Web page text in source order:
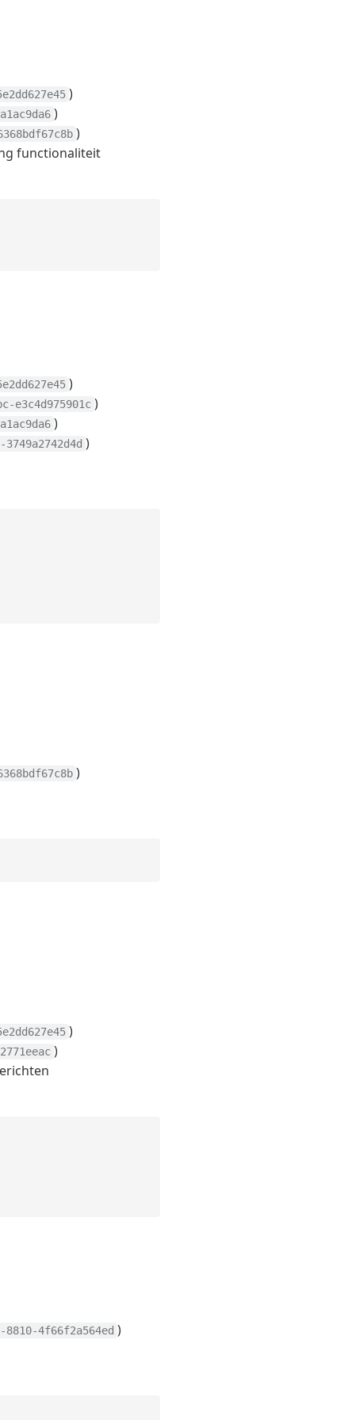
)
)
)
functionaliteit
)
e3c4d975901c )
)
)
)
)
)
8810-4f66f2a564ed )